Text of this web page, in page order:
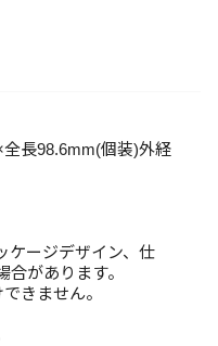
長98.6mm(個装)外経
ケージデザイン、仕
があります。
きません。